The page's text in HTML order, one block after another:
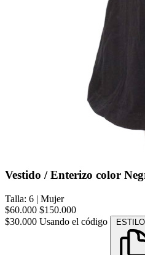
Vestido / Enterizo color
Talla: 6 | Mujer
$60.000 $150.000
$30.000 Usando el código